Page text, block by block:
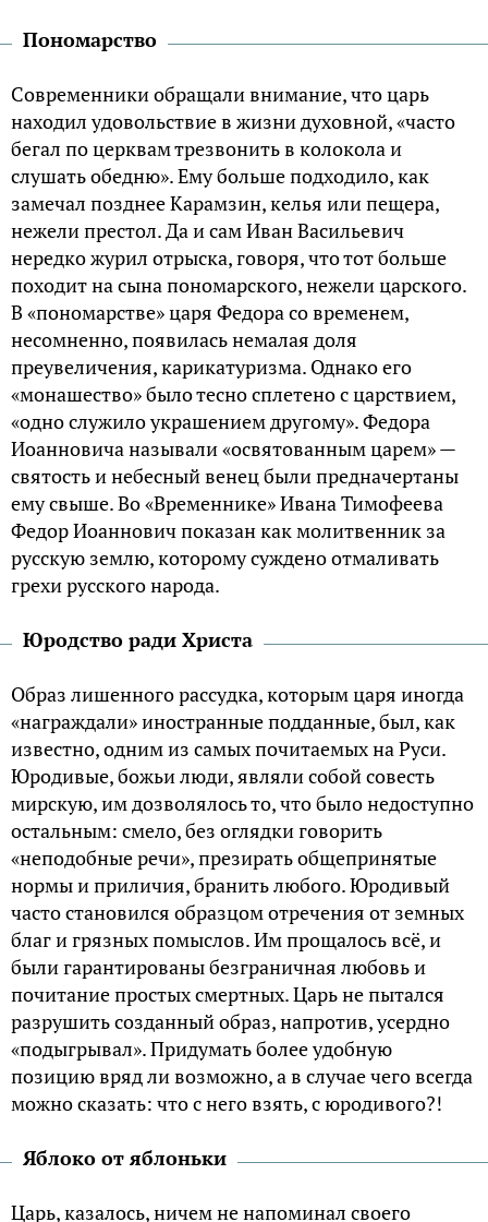
Пономарство
Современники обращали внимание, что царь
находил удовольствие в жизни духовной, «часто
бегал по церквам трезвонить в колокола и
слушать обедню». Ему больше подходило, как
замечал позднее Карамзин, келья или пещера,
нежели престол. Да и сам Иван Васильевич
нередко журил отрыска, говоря, что тот больше
походит на сына пономарского, нежели царского.
В «пономарстве» царя Федора со временем,
несомненно, появилась немалая доля
преувеличения, карикатуризма. Однако его
«монашество» было тесно сплетено с царствием,
«одно служило украшением другому». Федора
Иоанновича называли «освятованным царем» —
святость и небесный венец были предначертаны
ему свыше. Во «Временнике» Ивана Тимофеева
Федор Иоаннович показан как молитвенник за
русскую землю, которому суждено отмаливать
грехи русского народа.
Юродство ради Христа
Образ лишенного рассудка, которым царя иногда
«награждали» иностранные подданные, был, как
известно, одним из самых почитаемых на Руси.
Юродивые, божьи люди, являли собой совесть
мирскую, им дозволялось то, что было недоступно
остальным: смело, без оглядки говорить
«неподобные речи», презирать общепринятые
нормы и приличия, бранить любого. Юродивый
часто становился образцом отречения от земных
благ и грязных помыслов. Им прощалось всё, и
были гарантированы безграничная любовь и
почитание простых смертных. Царь не пытался
разрушить созданный образ, напротив, усердно
«подыгрывал». Придумать более удобную
позицию вряд ли возможно, а в случае чего всегда
можно сказать: что с него взять, с юродивого?!
Яблоко от яблоньки
Царь, казалось, ничем не напоминал своего